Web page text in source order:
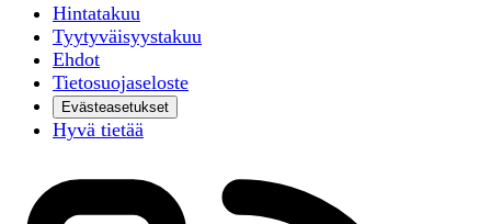
Hintatakuu
Tyytyväisyystakuu
Ehdot
Tietosuojaseloste
Evästeasetukset
Hyvä tietää